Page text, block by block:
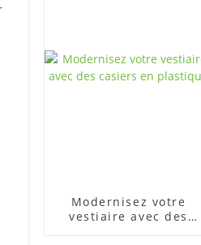
Modernisez votre
vestiaire avec des